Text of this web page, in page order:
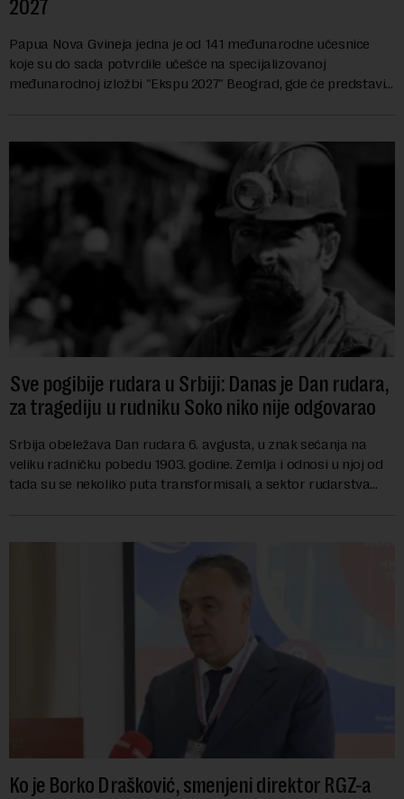
2027
Papua Nova Gvineja jedna je od 141 međunarodne učesnice
koje su do sada potvrdile učešće na specijalizovanoj
međunarodnoj izložbi "Ekspu 2027" Beograd, gde će predstaviti
Sve pogibije rudara u Srbiji: Danas je Dan rudara,
za tragediju u rudniku Soko niko nije odgovarao
Srbija obeležava Dan rudara 6. avgusta, u znak sećanja na
veliku radničku pobedu 1903. godine. Zemlja i odnosi u njoj od
tada su se nekoliko puta transformisali, a sektor rudarstva
Ko je Borko Drašković, smenjeni direktor RGZ-a